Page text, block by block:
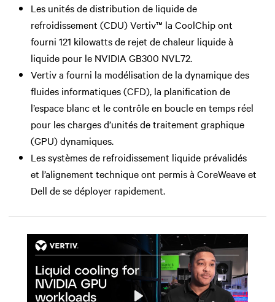
Les unités de distribution de liquide de
refroidissement (CDU) Vertiv™ la CoolChip ont
fourni 121 kilowatts de rejet de chaleur liquide à
liquide pour le NVIDIA GB300 NVL72.
Vertiv a fourni la modélisation de la dynamique des
fluides informatiques (CFD), la planification de
l’espace blanc et le contrôle en boucle en temps réel
pour les charges d’unités de traitement graphique
(GPU) dynamiques.
Les systèmes de refroidissement liquide prévalidés
et l’alignement technique ont permis à CoreWeave et
Dell de se déployer rapidement.